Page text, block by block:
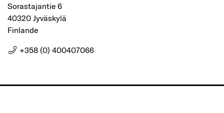
Sorastajantie 6
40320 Jyväskylä
Finlande
+358 (0) 400407066